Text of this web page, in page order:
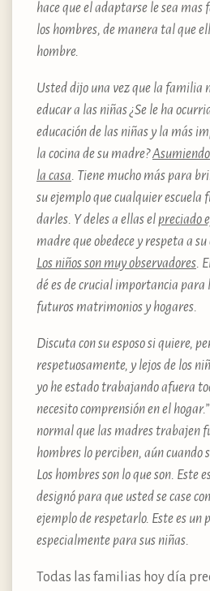
hace que el adaptarse le sea mas
los hombres, de manera tal que
hombre.
Usted dijo una vez que la familia
educar a las niñas ¿Se le ha
educación de las niñas y la más
la cocina de su madre?
la casa. Tiene mucho más para
su ejemplo que cualquier escuela
darles. Y deles a ellas el preciado
madre que obedece y respeta a su
Los niños son muy observadores.
dé es de crucial importancia para
futuros matrimonios y hogares.
Discuta con su esposo si quiere,
respetuosamente, y lejos de los
yo he estado trabajando afuera
necesito comprensión en el
normal que las madres trabajen
hombres lo perciben, aún cuando
Los hombres son lo que son. Este
designó para que usted se case
ejemplo de respetarlo. Este es un
especialmente para sus niñas.
Todas las familias hoy día